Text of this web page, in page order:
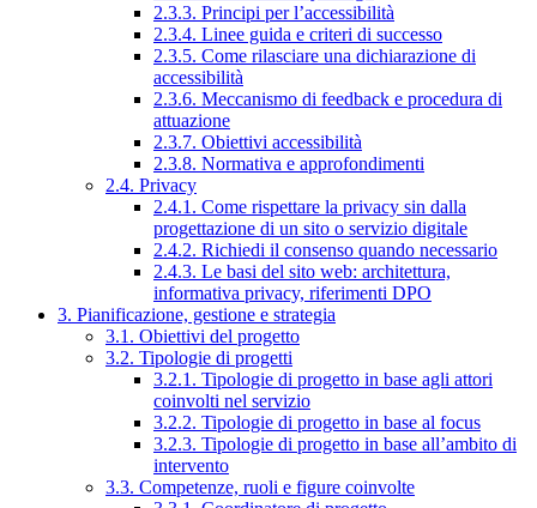
2.3.3. Principi per l’accessibilità
2.3.4. Linee guida e criteri di successo
2.3.5. Come rilasciare una dichiarazione di
accessibilità
2.3.6. Meccanismo di feedback e procedura di
attuazione
2.3.7. Obiettivi accessibilità
2.3.8. Normativa e approfondimenti
2.4. Privacy
2.4.1. Come rispettare la privacy sin dalla
progettazione di un sito o servizio digitale
2.4.2. Richiedi il consenso quando necessario
2.4.3. Le basi del sito web: architettura,
informativa privacy, riferimenti DPO
3. Pianificazione, gestione e strategia
3.1. Obiettivi del progetto
3.2. Tipologie di progetti
3.2.1. Tipologie di progetto in base agli attori
coinvolti nel servizio
3.2.2. Tipologie di progetto in base al focus
3.2.3. Tipologie di progetto in base all’ambito di
intervento
3.3. Competenze, ruoli e figure coinvolte